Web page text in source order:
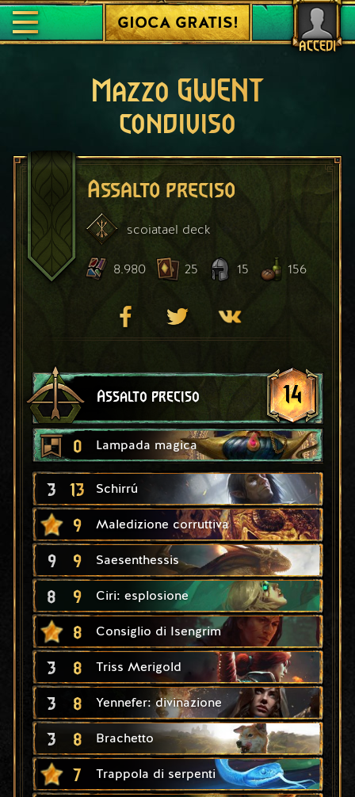
ACCEDI
GIOCA GRATIS!
Mazzo GWENT
condiviso
Assalto preciso
scoiatael deck
8.980 25 15 156
Assalto preciso 14
0 Lampada magica
3 13 Schirrú
9 Maledizione corruttiva
9 9 Saesenthessis
8 9 Ciri: esplosione
8 Consiglio di Isengrim
3 8 Triss Merigold
3 8 Yennefer: divinazione
3 8 Brachetto
7 Trappola di serpenti